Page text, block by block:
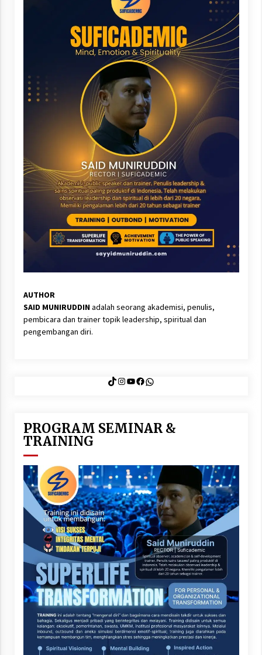
AUTHOR
SAID MUNIRUDDINadalah seorang akademisi, penulis,
pembicara dan trainer topik leadership, spiritual dan
pengembangan diri.
TikTok
Instagram
YouTube
Facebook
WhatsApp
PROGRAM SEMINAR &
TRAINING